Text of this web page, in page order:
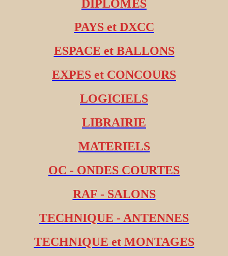
DIPLOMES
PAYS et DXCC
ESPACE et BALLONS
EXPES et CONCOURS
LOGICIELS
LIBRAIRIE
MATERIELS
OC - ONDES COURTES
RAF - SALONS
TECHNIQUE - ANTENNES
TECHNIQUE et MONTAGES